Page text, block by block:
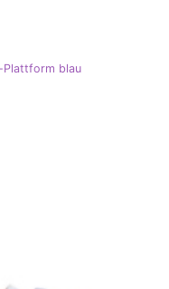
Plattform blau